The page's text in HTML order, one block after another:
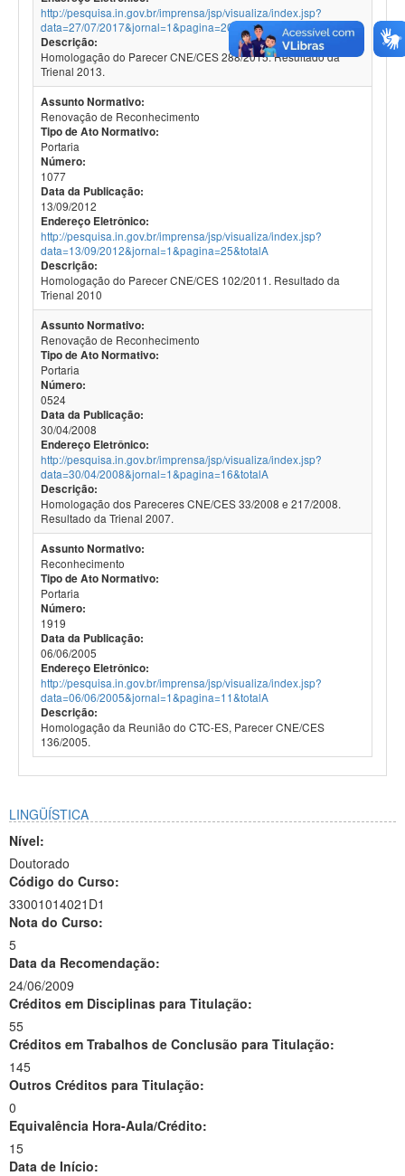
http://pesquisa.in.gov.br/imprensa/jsp/visualiza/index.jsp?
data=27/07/2017&jornal=1&pagina=20&totalA
Descrição:
Homologação do Parecer CNE/CES 288/2015. Resultado da
Trienal 2013.
Assunto Normativo:
Renovação de Reconhecimento
Tipo de Ato Normativo:
Portaria
Número:
1077
Data da Publicação:
13/09/2012
Endereço Eletrônico:
http://pesquisa.in.gov.br/imprensa/jsp/visualiza/index.jsp?
data=13/09/2012&jornal=1&pagina=25&totalA
Descrição:
Homologação do Parecer CNE/CES 102/2011. Resultado da
Trienal 2010
Assunto Normativo:
Renovação de Reconhecimento
Tipo de Ato Normativo:
Portaria
Número:
0524
Data da Publicação:
30/04/2008
Endereço Eletrônico:
http://pesquisa.in.gov.br/imprensa/jsp/visualiza/index.jsp?
data=30/04/2008&jornal=1&pagina=16&totalA
Descrição:
Homologação dos Pareceres CNE/CES 33/2008 e 217/2008.
Resultado da Trienal 2007.
Assunto Normativo:
Reconhecimento
Tipo de Ato Normativo:
Portaria
Número:
1919
Data da Publicação:
06/06/2005
Endereço Eletrônico:
http://pesquisa.in.gov.br/imprensa/jsp/visualiza/index.jsp?
data=06/06/2005&jornal=1&pagina=11&totalA
Descrição:
Homologação da Reunião do CTC-ES, Parecer CNE/CES
136/2005.
LINGÜÍSTICA
Nível:
Doutorado
Código do Curso:
33001014021D1
Nota do Curso:
5
Data da Recomendação:
24/06/2009
Créditos em Disciplinas para Titulação:
55
Créditos em Trabalhos de Conclusão para Titulação:
145
Outros Créditos para Titulação:
0
Equivalência Hora-Aula/Crédito:
15
Data de Início: